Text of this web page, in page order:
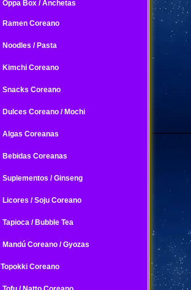
Oppa Box / Anchetas
Ramen Coreano
Noodles / Pasta
Kimchi Coreano
Snacks Coreano
Dulces Coreano / Mochi
Algas Coreanas
Bebidas Coreanas
Suplementos / Ginseng
Licores / Soju Coreano
Tapioca / Bubble Tea
Mandú Coreano / Gyozas
Topokki Coreano